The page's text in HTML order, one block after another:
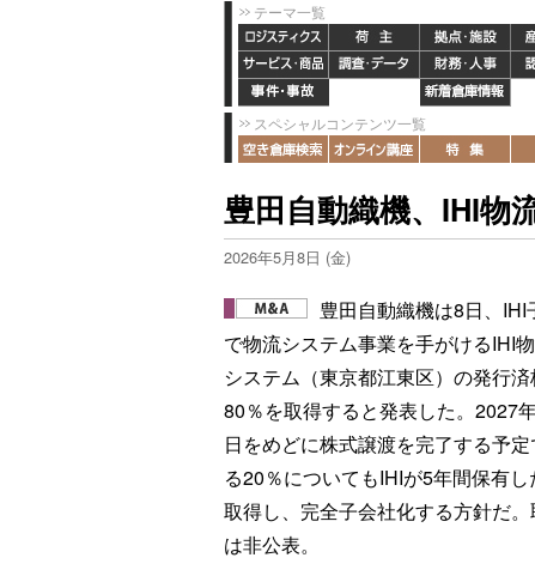
テーマ一覧
スペシャルコンテンツ一覧
豊田自動織機、IHI物
2026年5月8日 (金)
豊田自動織機は8日、IHI
で物流システム事業を手がけるIHI
システム（東京都江東区）の発行
80％を取得すると発表した。2027
日をめどに株式譲渡を完了する予
る20％についてもIHIが5年間保有し
取得し、完全子会社化する方針だ
は非公表。